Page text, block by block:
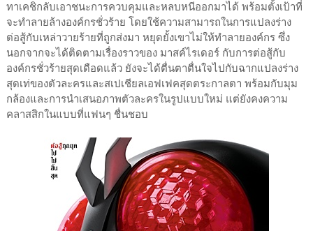
ทาเคชิกลับเอาชนะการควบคุมและหลบหนีออกมาได้ พร้อมตั้งเป้าที่
จะทำลายล้างองค์กรชั่วร้าย โดยใช้ความสามารถในการแปลงร่าง
ต่อสู้กับเหล่าวายร้ายที่ถูกส่งมา หยุดยั้งเขาไม่ให้ทำลายองค์กร ซึ่ง
นอกจากจะได้ติดตามเรื่องราวของ มาสค์ไรเดอร์ กับการต่อสู้กับ
องค์กรชั่วร้ายสุดเดือดแล้ว ยังจะได้ตื่นตาตื่นใจไปกับฉากแปลงร่าง
สุดเท่ของตัวละครและสเปเชียลเอฟเฟคสุดตระกาลตา พร้อมกับมุม
กล้องและการนำเสนอภาพตัวละครในรูปแบบใหม่ แต่ยังคงความ
คลาสสิกในแบบที่แฟนๆ ชื่นชอบ